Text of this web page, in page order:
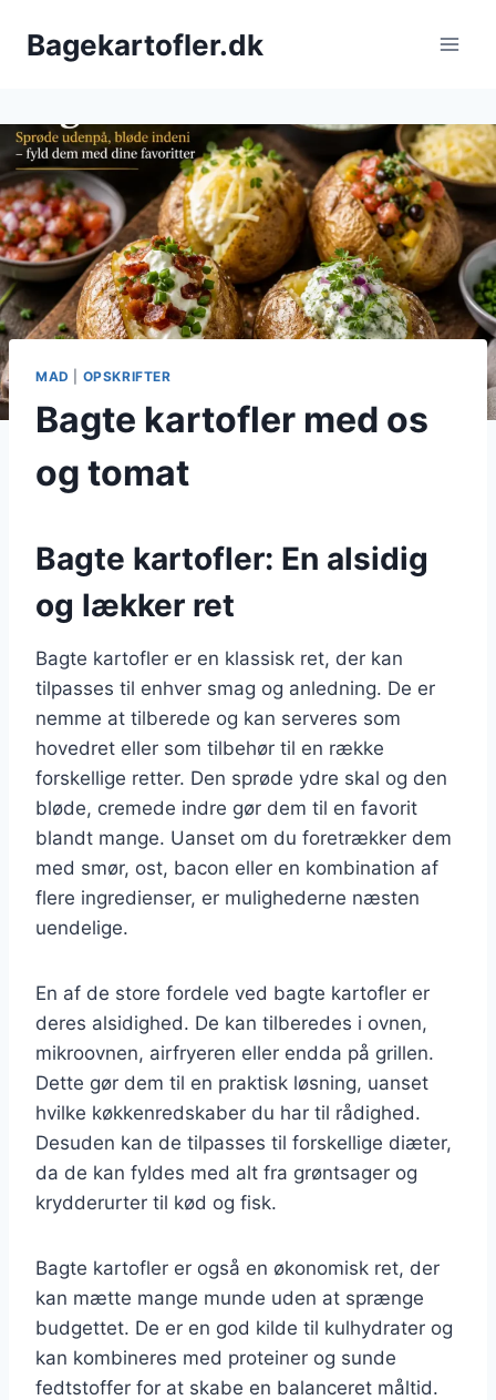
Bagekartofler.dk
MAD OPSKRIFTER
Bagte kartofler med os
og tomat
Bagte kartofler: En alsidig
og lækker ret
Bagte kartofler er en klassisk ret, der kan
tilpasses til enhver smag og anledning. De er
nemme at tilberede og kan serveres som
hovedret eller som tilbehør til en række
forskellige retter. Den sprøde ydre skal og den
bløde, cremede indre gør dem til en favorit
blandt mange. Uanset om du foretrækker dem
med smør, ost, bacon eller en kombination af
flere ingredienser, er mulighederne næsten
uendelige.
En af de store fordele ved bagte kartofler er
deres alsidighed. De kan tilberedes i ovnen,
mikroovnen, airfryeren eller endda på grillen.
Dette gør dem til en praktisk løsning, uanset
hvilke køkkenredskaber du har til rådighed.
Desuden kan de tilpasses til forskellige diæter,
da de kan fyldes med alt fra grøntsager og
krydderurter til kød og fisk.
Bagte kartofler er også en økonomisk ret, der
kan mætte mange munde uden at sprænge
budgettet. De er en god kilde til kulhydrater og
kan kombineres med proteiner og sunde
fedtstoffer for at skabe en balanceret måltid.